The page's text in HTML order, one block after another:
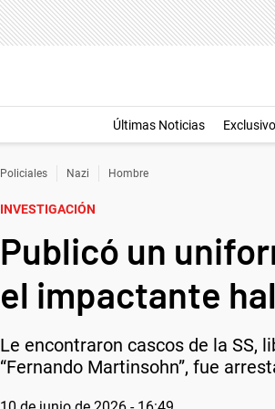
Últimas Noticias
Policiales Nazi Hombre
INVESTIGACIÓN
Publicó un
el impactante
Le encontraron cascos de la SS,
“Fernando Martinsohn”, fue